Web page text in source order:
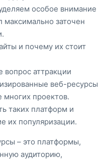
особое внимание
заточен
и почему их стоит
аттракции
веб-ресурсы
многих проектов.
таких платформ и
их популяризации.
– это платформы,
аудиторию,